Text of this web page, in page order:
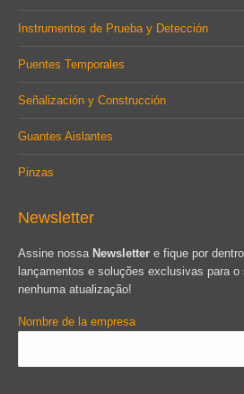
Instrumentos de Prueba y Detección
Puentes Temporales
Señalización y Construcción
Guantes Aislantes
Pinzas
Newsletter
Assine nossa Newsletter e fique por
lançamentos e soluções exclusivas para
nenhuma atualização!
Nombre de la empresa